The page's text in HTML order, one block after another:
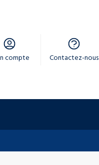
compte Contactez-nous